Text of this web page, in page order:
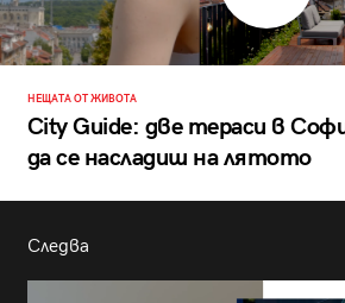
НЕЩАТА ОТ ЖИВОТА
City Guide: две тераси в
да се насладиш на лятото
Следва